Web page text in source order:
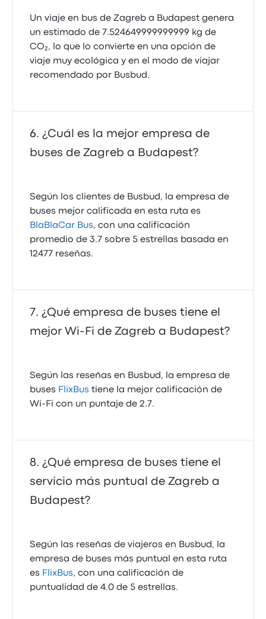
Un viaje en bus de Zagreb a Budapest genera
un estimado de 7.524649999999999 kg de
CO₂, lo que lo convierte en una opción de
viaje muy ecológica y en el modo de viajar
recomendado por Busbud.
¿Cuál es la mejor empresa de
buses de Zagreb a Budapest?
Según los clientes de Busbud, la empresa de
buses mejor calificada en esta ruta es
BlaBlaCar Bus, con una calificación
promedio de 3.7 sobre 5 estrellas basada en
12477 reseñas.
¿Qué empresa de buses tiene el
mejor Wi-Fi de Zagreb a Budapest?
Según las reseñas en Busbud, la empresa de
buses FlixBus tiene la mejor calificación de
Wi‑Fi con un puntaje de 2.7.
¿Qué empresa de buses tiene el
servicio más puntual de Zagreb a
Budapest?
Según las reseñas de viajeros en Busbud, la
empresa de buses más puntual en esta ruta
es FlixBus, con una calificación de
puntualidad de 4.0 de 5 estrellas.